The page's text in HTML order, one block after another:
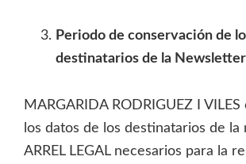
Periodo de conservación de
destinatarios de la
MARGARIDA RODRIGUEZ I
los datos de los destinatarios de
ARREL LEGAL necesarios para la